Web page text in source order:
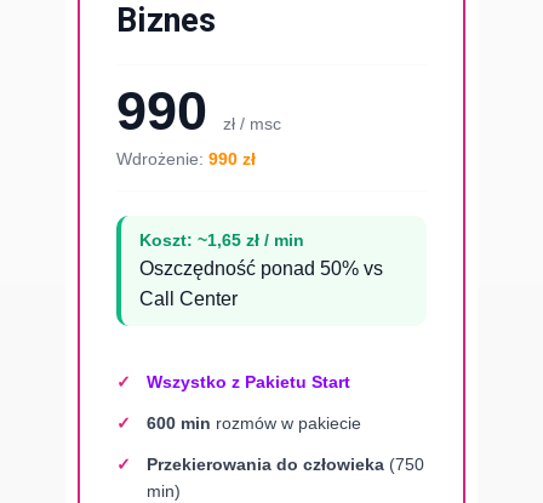
Biznes
990 zł / msc
Wdrożenie: 990 zł
Koszt: ~1,65 zł / min
Oszczędność ponad 50% vs
Call Center
Wszystko z Pakietu Start
600 min rozmów w pakiecie
Przekierowania do człowieka (750
min)